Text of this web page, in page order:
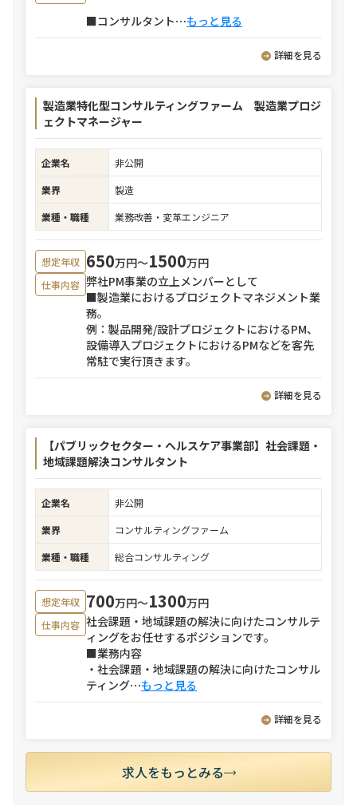
■コンサルタント⋯もっと見る
詳細を見る
製造業特化型コンサルティングファーム 製造業プロジ
ェクトマネージャー
企業名
非公開
業界
製造
業種・職種
業務改善・変革エンジニア
想定年収 650万円〜1500万円
仕事内容 弊社PM事業の立上メンバーとして
■製造業におけるプロジェクトマネジメント業
務。
例：製品開発/設計プロジェクトにおけるPM、
設備導入プロジェクトにおけるPMなどを客先
常駐で実行頂きます。
詳細を見る
【パブリックセクター・ヘルスケア事業部】社会課題・
地域課題解決コンサルタント
企業名
非公開
業界
コンサルティングファーム
業種・職種
総合コンサルティング
想定年収 700万円〜1300万円
仕事内容 社会課題・地域課題の解決に向けたコンサルテ
ィングをお任せするポジションです。
■業務内容
・社会課題・地域課題の解決に向けたコンサル
ティング⋯もっと見る
詳細を見る
求人をもっとみる